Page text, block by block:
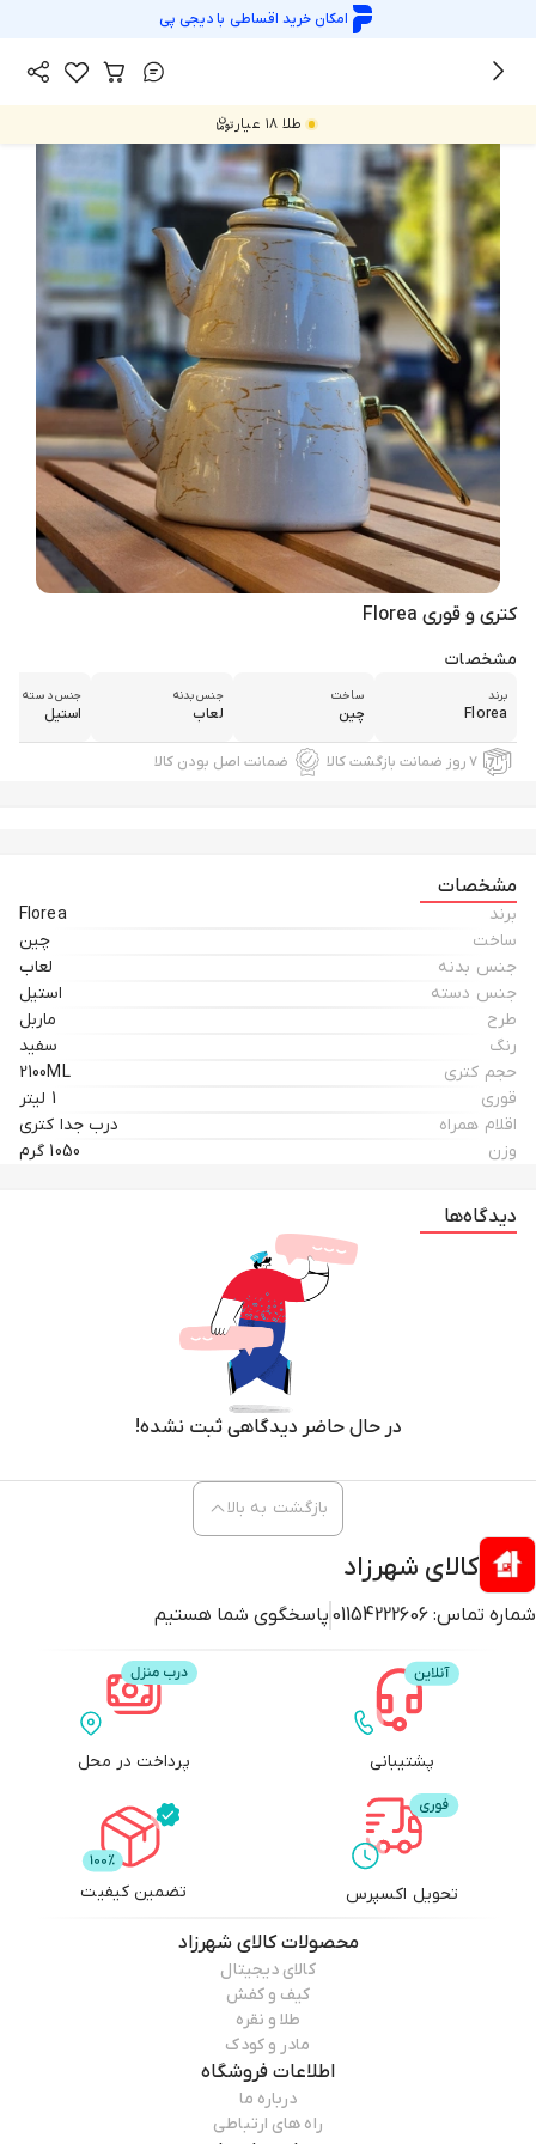
امکان خرید اقساطی بادیجی پی
طلا ۱۸ عیار
کتری قوری و سماور
کتری و قوری Florea
مشخصات
برند
Florea
ساخت
چین
جنس بدنه
لعاب
جنس دسته
استیل
۷ روز ضمانت بازگشت کالا ضمانت اصل بودن کالا
مشخصات
برند
Florea
ساخت
چین
جنس بدنه
لعاب
جنس دسته
استیل
طرح
ماربل
رنگ
سفید
حجم کتری
2100ML
قوری
1 لیتر
اقلام همراه
درب جدا کتری
وزن
1050 گرم
دیدگاه‌ها
در حال حاضر دیدگاهی ثبت نشده!
کالای شهرزاد
شماره تماس: 01154222606 پاسخگوی شما هستیم
بازگشت به بالا
پشتیبانی پرداخت در محل
تحویل اکسپرس تضمین کیفیت
محصولاتکالای شهرزاد
کالای دیجیتال
کیف و کفش
طلا و نقره
مادر و کودک
اطلاعات فروشگاه
درباره ما
راه های ارتباطی